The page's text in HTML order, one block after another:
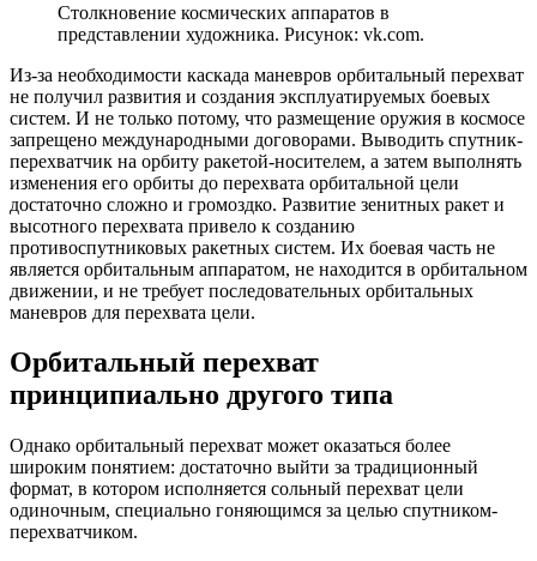
Столкновение космических аппаратов в
представлении художника. Рисунок: vk.com.
Из-за необходимости каскада маневров орбитальный перехват
не получил развития и создания эксплуатируемых боевых
систем. И не только потому, что размещение оружия в космосе
запрещено международными договорами. Выводить спутник-
перехватчик на орбиту ракетой-носителем, а затем выполнять
изменения его орбиты до перехвата орбитальной цели
достаточно сложно и громоздко. Развитие зенитных ракет и
высотного перехвата привело к созданию
противоспутниковых ракетных систем. Их боевая часть не
является орбитальным аппаратом, не находится в орбитальном
движении, и не требует последовательных орбитальных
маневров для перехвата цели.
Орбитальный перехват
принципиально другого типа
Однако орбитальный перехват может оказаться более
широким понятием: достаточно выйти за традиционный
формат, в котором исполняется сольный перехват цели
одиночным, специально гоняющимся за целью спутником-
перехватчиком.